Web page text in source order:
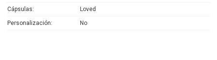
Cápsulas Loved
Personalización No